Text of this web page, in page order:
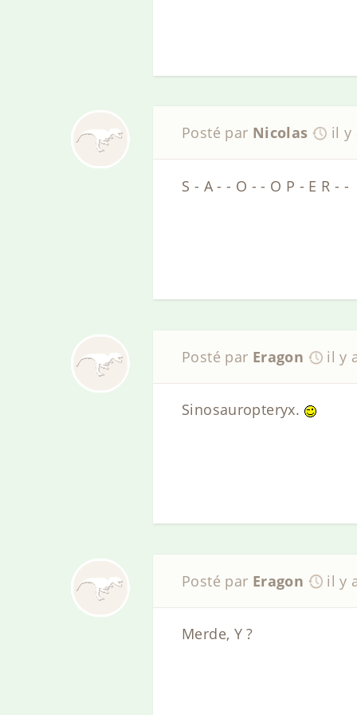
Posté par Nicolas il y
S - A - - O - - O P - E R - -
Posté par Eragon il y
Sinosauropteryx.
Posté par Eragon il y
Merde, Y ?